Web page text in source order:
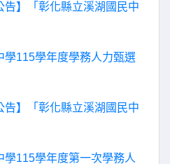
告】「彰化縣立溪湖國民中
學115學年度學務人力甄選
告】「彰化縣立溪湖國民中
學115學年度第一次學務人